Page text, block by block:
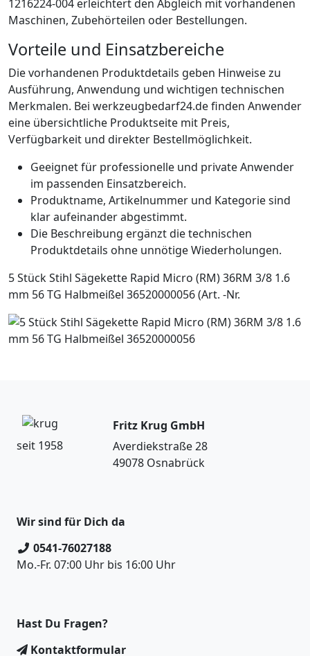
1216224-004 erleichtert den Abgleich mit vorhandenen
Maschinen, Zubehörteilen oder Bestellungen.
Vorteile und Einsatzbereiche
Die vorhandenen Produktdetails geben Hinweise zu
Ausführung, Anwendung und wichtigen technischen
Merkmalen. Bei werkzeugbedarf24.de finden Anwender
eine übersichtliche Produktseite mit Preis,
Verfügbarkeit und direkter Bestellmöglichkeit.
Geeignet für professionelle und private Anwender
im passenden Einsatzbereich.
Produktname, Artikelnummer und Kategorie sind
klar aufeinander abgestimmt.
Die Beschreibung ergänzt die technischen
Produktdetails ohne unnötige Wiederholungen.
5 Stück Stihl Sägekette Rapid Micro (RM) 36RM 3/8 1.6
mm 56 TG Halbmeißel 36520000056 (Art. -Nr.
seit 1958
Fritz Krug GmbH
Averdiekstraße 28
49078 Osnabrück
Wir sind für Dich da
0541-76027188
Mo.-Fr. 07:00 Uhr bis 16:00 Uhr
Hast Du Fragen?
Kontaktformular